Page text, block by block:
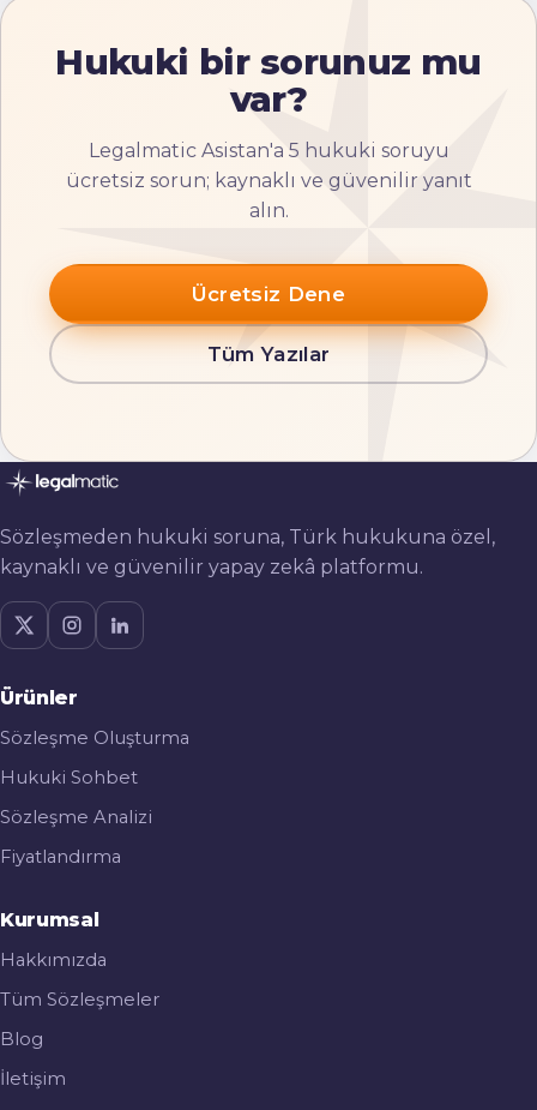
Hukuki bir sorunuz mu
var?
Legalmatic Asistan'a 5 hukuki soruyu
ücretsiz sorun; kaynaklı ve güvenilir yanıt
alın.
Ücretsiz Dene
Tüm Yazılar
Sözleşmeden hukuki soruna, Türk hukukuna özel,
kaynaklı ve güvenilir yapay zekâ platformu.
Ürünler
Sözleşme Oluşturma
Hukuki Sohbet
Sözleşme Analizi
Fiyatlandırma
Kurumsal
Hakkımızda
Tüm Sözleşmeler
Blog
İletişim